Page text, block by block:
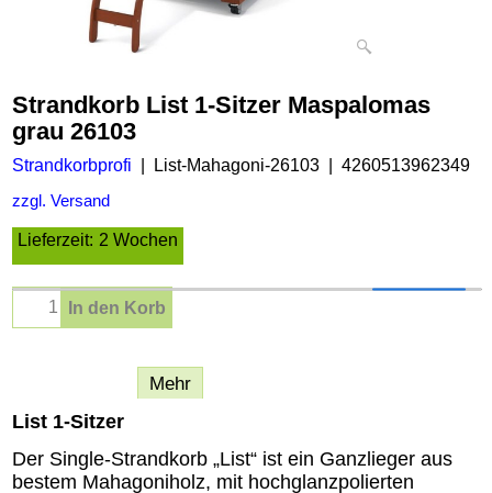
Strandkorb List 1-Sitzer Maspalomas
grau 26103
Strandkorbprofi List-Mahagoni-26103 4260513962349
zzgl. Versand
Lieferzeit: 2 Wochen
In den Korb
Mehr
List 1-Sitzer
Der Single-Strandkorb „List“ ist ein Ganzlieger aus
bestem Mahagoniholz, mit hochglanzpolierten